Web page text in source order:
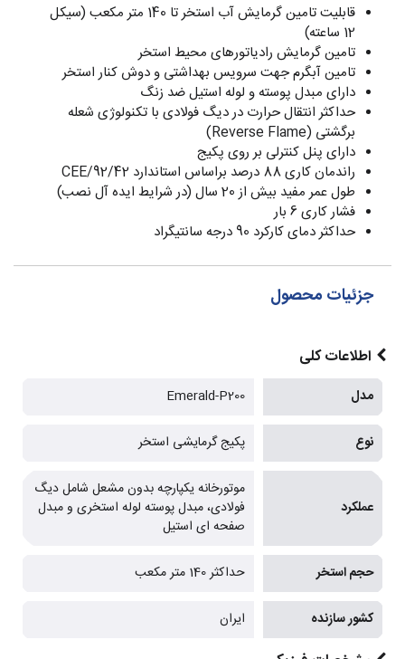
قابلیت تامین گرمایش آب استخر تا 140 متر مکعب (سیکل
12 ساعته)
تامین گرمایش رادیاتورهای محیط استخر
تامین آبگرم جهت سرویس بهداشتی و دوش کنار استخر
دارای مبدل پوسته و لوله استیل ضد زنگ
حداکثر انتقال حرارت در دیگ فولادی با تکنولوژی شعله
برگشتی (Reverse Flame)
دارای پنل کنترلی بر روی پکیج
راندمان کاری 88 درصد براساس استاندارد 92/42/CEE
طول عمر مفید بیش از 20 سال (در شرایط ایده آل نصب)
فشار کاری 6 بار
حداکثر دمای کارکرد 90 درجه سانتیگراد
جزئیات محصول
اطلاعات کلی
مدل Emerald-P200
نوع پکیج گرمایشی استخر
عملکرد
موتورخانه یکپارچه بدون مشعل شامل دیگ
فولادی، مبدل پوسته لوله استخری و مبدل
صفحه ای استیل
حجم استخر حداکثر 140 متر مکعب
کشور سازنده ایران